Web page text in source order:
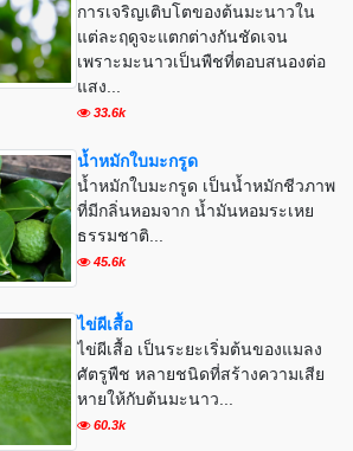
การเจริญเติบโตของต้นมะนาวใน
แต่ละฤดูจะแตกต่างกันชัดเจน
เพราะมะนาวเป็นพืชที่ตอบสนองต่อ
แสง...
33.6k
น้ำหมักใบมะกรูด
น้ำหมักใบมะกรูด เป็นน้ำหมักชีวภาพ
ที่มีกลิ่นหอมจาก น้ำมันหอมระเหย
ธรรมชาติ...
45.6k
ไข่ผีเสื้อ
ไข่ผีเสื้อ เป็นระยะเริ่มต้นของแมลง
ศัตรูพืช หลายชนิดที่สร้างความเสีย
หายให้กับต้นมะนาว...
60.3k